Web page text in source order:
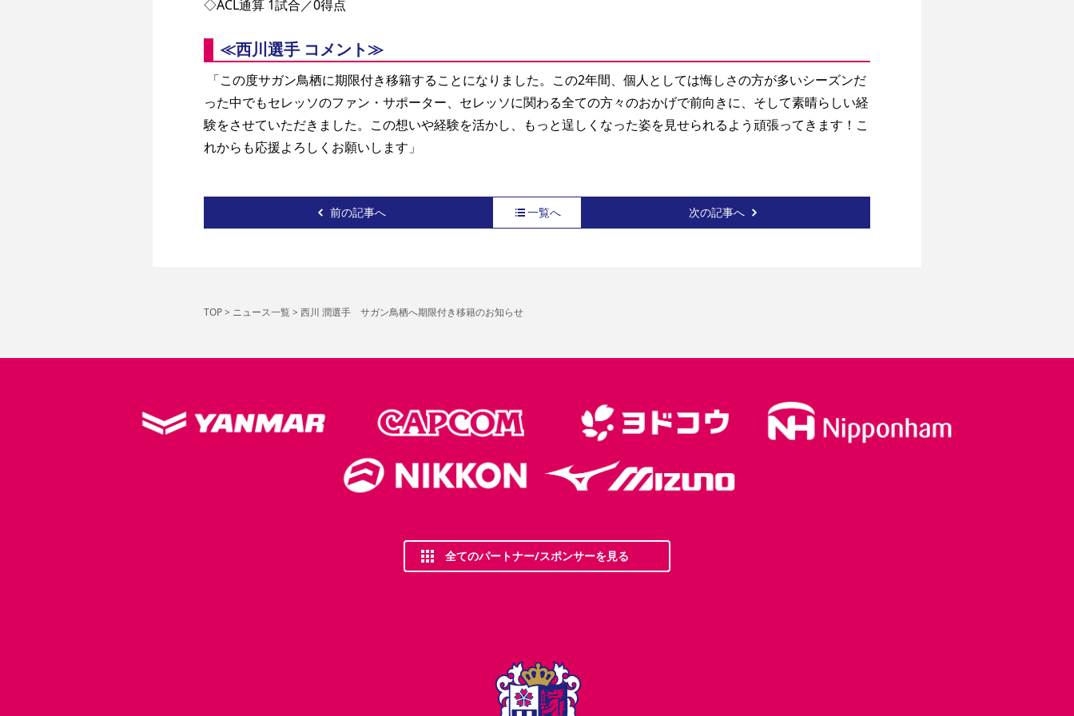
◇ACL通算 1試合／0得点
≪西川選手 コメント≫
った中でもセレッソのファン・サポーター、セレッソに関わる全ての方々のおかげで前向きに、そして素晴らしい経
験をさせていただきました。この想いや経験を活かし、もっと逞しくなった姿を見せられるよう頑張ってきます！こ
れからも応援よろしくお願いします」
前の記事へ 一覧へ 次の記事へ
TOP> ニュース一覧> 西川 潤選手 サガン鳥栖へ期限付き移籍のお知らせ
全てのパートナー/スポンサーを見る